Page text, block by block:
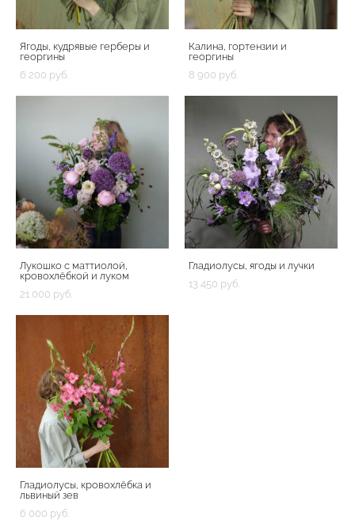
Ягоды, кудрявые герберы и
георгины
6 200 pуб.
Калина, гортензии и
георгины
8 900 pуб.
Лукошко с маттиолой,
кровохлёбкой и луком
21 000 pуб.
Гладиолусы, ягоды и лучки
13 450 pуб.
Гладиолусы, кровохлёбка и
львиный зев
6 000 pуб.